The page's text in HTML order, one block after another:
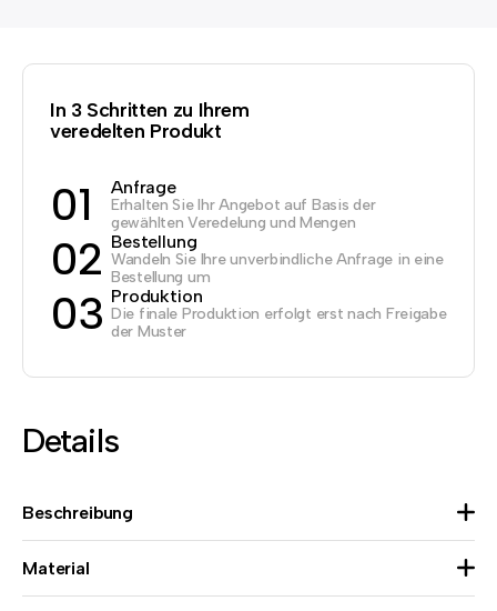
In 3 Schritten zu Ihrem
veredelten Produkt
01 Anfrage
Erhalten Sie Ihr Angebot auf Basis der
gewählten Veredelung und Mengen
02 Bestellung
Wandeln Sie Ihre unverbindliche Anfrage in eine
Bestellung um
03 Produktion
Die finale Produktion erfolgt erst nach Freigabe
der Muster
Details
Beschreibung
Material